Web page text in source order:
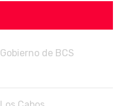
Gobierno de BCS